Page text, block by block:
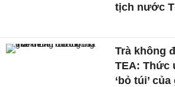
tịch nước
Trà không
TEA: Thức
‘bỏ túi’